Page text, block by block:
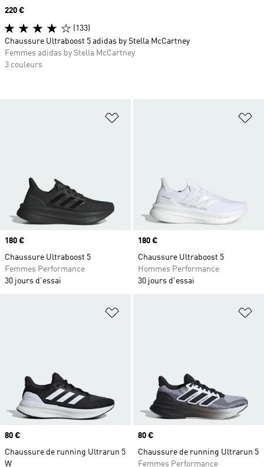
Ajouter à la Liste de produits
Prix
180 €
Chaussure Ultraboost 5
Femmes Performance
30 jours d'essai
Prix
180 €
Chaussure Ultraboost 5
Hommes Performance
30 jours d'essai
Ajouter à la Liste de produits
Prix
80 €
Chaussure de running Ultrarun 5
W
Prix
80 €
Chaussure de running Ultrarun 5
Femmes Performance
Prix
220 €
(133)
Chaussure Ultraboost 5 adidas by Stella McCartney
Femmes adidas by Stella McCartney
3 couleurs